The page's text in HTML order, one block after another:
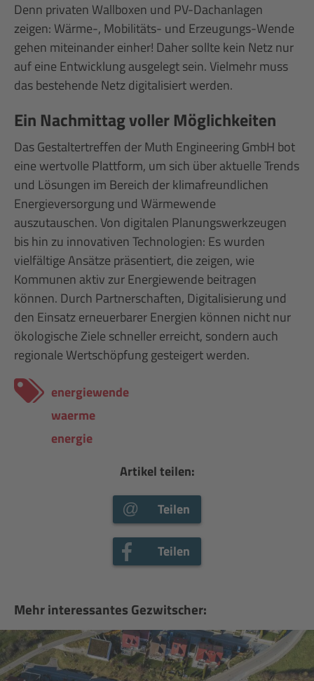
Denn privaten Wallboxen und PV-Dachanlagen
zeigen: Wärme-, Mobilitäts- und Erzeugungs-Wende
gehen miteinander einher! Daher sollte kein Netz nur
auf eine Entwicklung ausgelegt sein. Vielmehr muss
das bestehende Netz digitalisiert werden.
Ein Nachmittag voller Möglichkeiten
Das Gestaltertreffen der Muth Engineering GmbH bot
eine wertvolle Plattform, um sich über aktuelle Trends
und Lösungen im Bereich der klimafreundlichen
Energieversorgung und Wärmewende
auszutauschen. Von digitalen Planungswerkzeugen
bis hin zu innovativen Technologien: Es wurden
vielfältige Ansätze präsentiert, die zeigen, wie
Kommunen aktiv zur Energiewende beitragen
können. Durch Partnerschaften, Digitalisierung und
den Einsatz erneuerbarer Energien können nicht nur
ökologische Ziele schneller erreicht, sondern auch
regionale Wertschöpfung gesteigert werden.
energiewende
waerme
energie
Artikel teilen:
Teilen
Teilen
Mehr interessantes Gezwitscher: